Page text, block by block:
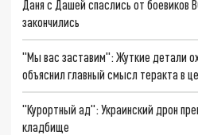
Даня с Дашей спаслись от боевиков
закончились
"Мы вас заставим": Жуткие детали
объяснил главный смысл теракта в
"Курортный ад": Украинский дрон
кладбище